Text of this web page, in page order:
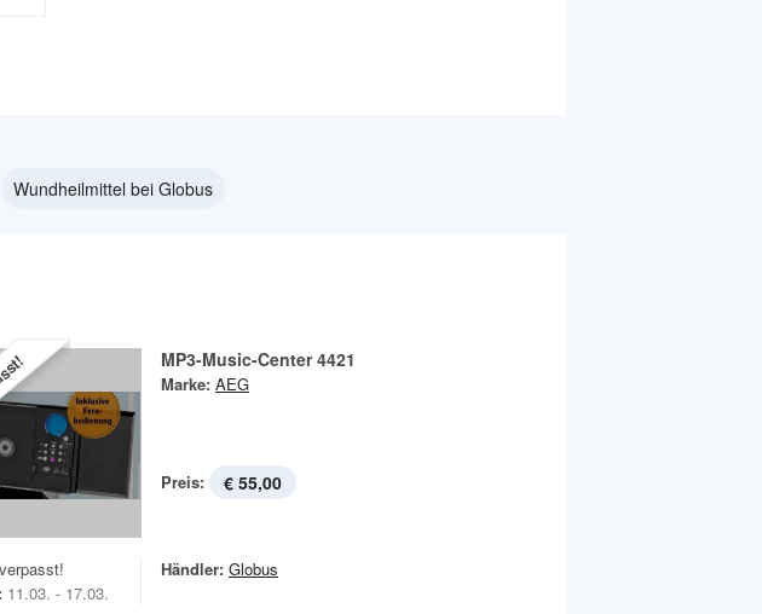
Wundheilmittel bei Globus
MP3-Music-Center 4421
Marke: AEG
Preis: € 55,00
11.03. - 17.03.
Händler: Globus